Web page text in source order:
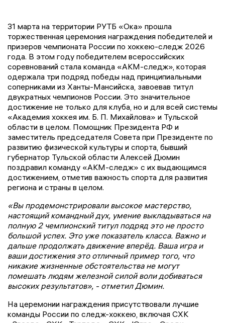
31 марта на территории РУТБ «Ока» прошла
торжественная церемония награждения победителей и
призеров чемпионата России по хоккею-следж 2026
года. В этом году победителем всероссийских
соревнований стала команда «АКМ-следж», которая
одержала три подряд победы над принципиальными
соперниками из Ханты-Мансийска, завоевав титул
двукратных чемпионов России. Это значительное
достижение не только для клуба, но и для всей системы
«Академия хоккея им. Б. П. Михайлова» и Тульской
области в целом. Помощник Президента РФ и
заместитель председателя Совета при Президенте по
развитию физической культуры и спорта, бывший
губернатор Тульской области Алексей Дюмин
поздравил команду «АКМ-следж» с их выдающимся
достижением, отметив важность спорта для развития
региона и страны в целом.
«Вы продемонстрировали высокое мастерство,
настоящий командный дух, умение выкладываться на
полную 2 чемпионский титул подряд это не просто
большой успех. Это уже показатель класса. Важно и
дальше продолжать движение вперёд. Ваша игра и
ваши достижения это отличный пример того, что
никакие жизненные обстоятельства не могут
помешать людям железной силой воли добиваться
высоких результатов», - отметил Дюмин.
На церемонии награждения присутствовали лучшие
команды России по следж-хоккею, включая СХК